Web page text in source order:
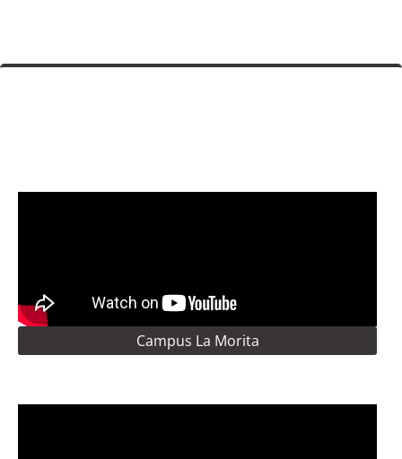
Campus La Morita